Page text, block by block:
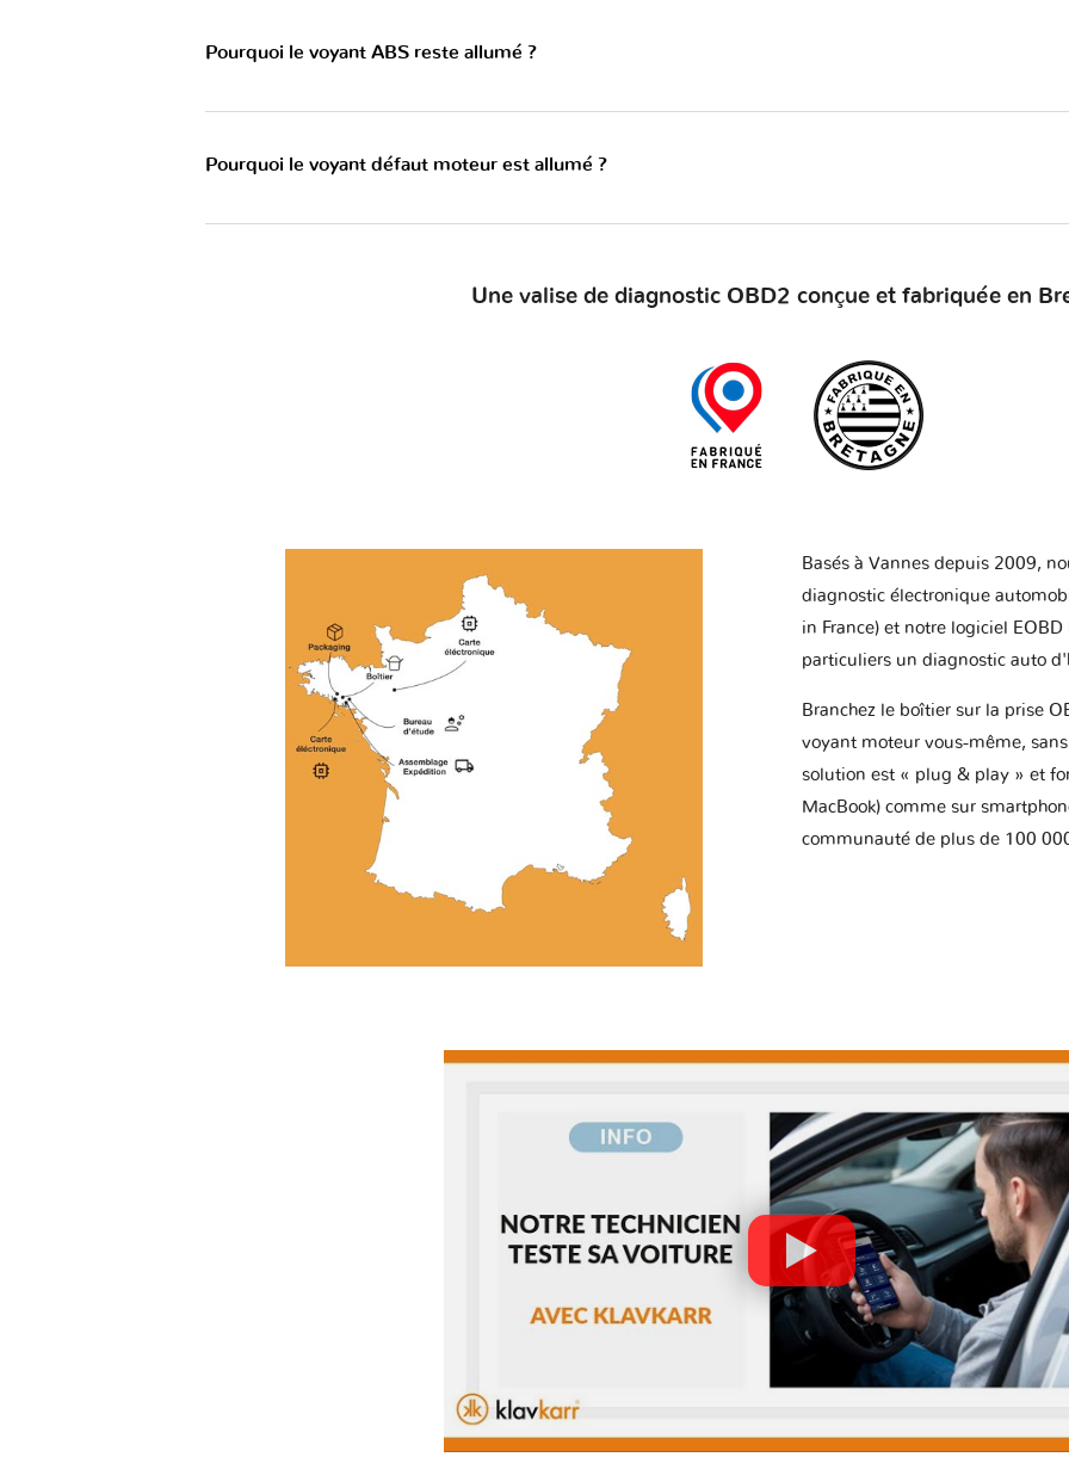
Pourquoi le voyant ABS reste allumé ?
Pourquoi le voyant défaut moteur est allumé ?
Une valise de diagnostic OBD2 conçue et fabriquée en
Basés à Vannes depuis 2009,
diagnostic électronique
in France) et notre logiciel
particuliers un diagnostic auto
Branchez le boîtier sur la prise
voyant moteur vous-même,
solution est « plug & play » et
MacBook) comme sur
communauté de plus de 100